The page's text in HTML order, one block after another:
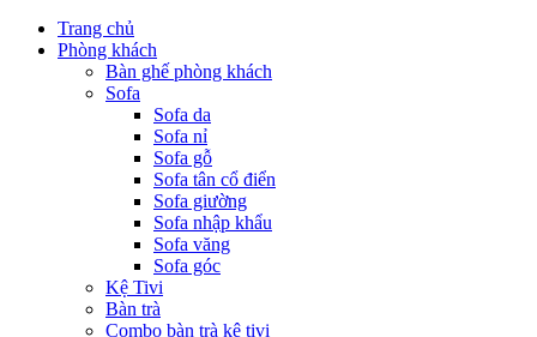
Trang chủ
Phòng khách
Bàn ghế phòng khách
Sofa
Sofa da
Sofa nỉ
Sofa gỗ
Sofa tân cổ điển
Sofa giường
Sofa nhập khẩu
Sofa văng
Sofa góc
Kệ Tivi
Bàn trà
Combo bàn trà kệ tivi